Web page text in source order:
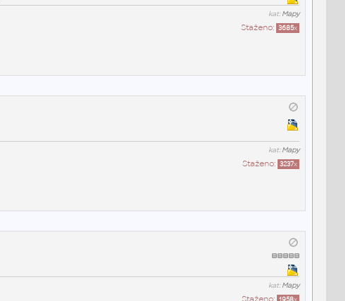
kat:Mapy
Staženo: 3685x
kat:Mapy
Staženo: 3237x
kat:Mapy